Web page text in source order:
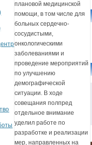
плановой медицинской
помощи, в том числе для
больных сердечно-
сосудистыми,
онкологическими
заболеваниями и
проведение мероприятий
по улучшению
демографической
ситуации. В ходе
совещания полпред
отдельное внимание
уделил работе по
разработке и реализации
мер, направленных на